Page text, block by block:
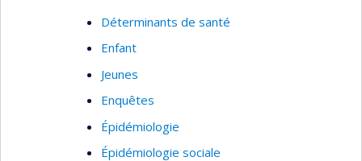
Déterminants de santé
Enfant
Jeunes
Enquêtes
Épidémiologie
Épidémiologie sociale